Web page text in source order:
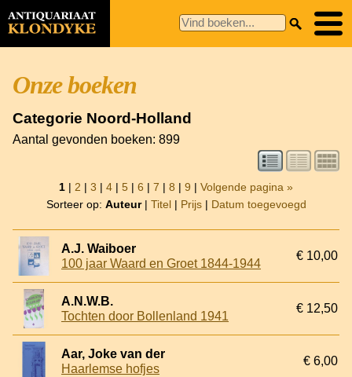
Onze boeken
Categorie Noord-Holland
Aantal gevonden boeken: 899
1 | 2 | 3 | 4 | 5 | 6 | 7 | 8 | 9 | Volgende pagina »
Sorteer op: Auteur| Titel| Prijs| Datum toegevoegd
A.J. Waiboer
100 jaar Waard en Groet 1844-1944
€ 10,00
A.N.W.B.
Tochten door Bollenland 1941
€ 12,50
Aar, Joke van der
Haarlemse hofjes
€ 6,00